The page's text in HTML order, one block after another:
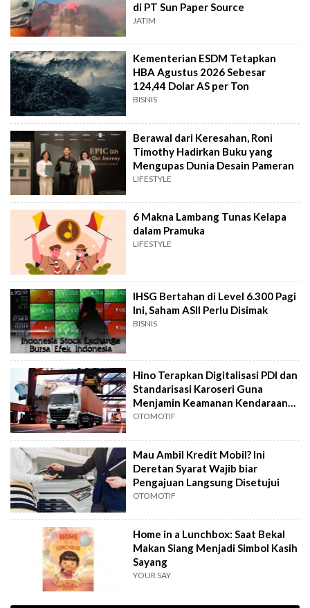
di PT Sun Paper Source
JATIM
Kementerian ESDM Tetapkan
HBA Agustus 2026 Sebesar
124,44 Dolar AS per Ton
BISNIS
Berawal dari Keresahan, Roni
Timothy Hadirkan Buku yang
Mengupas Dunia Desain Pameran
LIFESTYLE
6 Makna Lambang Tunas Kelapa
dalam Pramuka
LIFESTYLE
IHSG Bertahan di Level 6.300 Pagi
Ini, Saham ASII Perlu Disimak
BISNIS
Hino Terapkan Digitalisasi PDI dan
Standarisasi Karoseri Guna
Menjamin Keamanan Kendaraan
Niaga
OTOMOTIF
Mau Ambil Kredit Mobil? Ini
Deretan Syarat Wajib biar
Pengajuan Langsung Disetujui
OTOMOTIF
Home in a Lunchbox: Saat Bekal
Makan Siang Menjadi Simbol Kasih
Sayang
YOUR SAY